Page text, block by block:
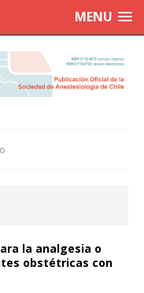
MENU
la analgesia o
obstétricas con